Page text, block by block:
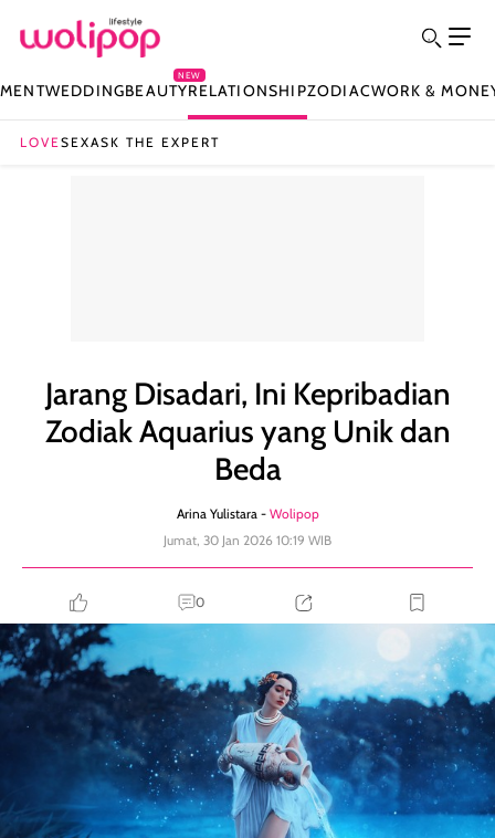
WEDDINGBEAUTY
NEW
RELATIONSHIPZODIACWORK &
LOVESEXASK THE EXPERT
Jarang Disadari, Ini Kepribadian
Zodiak Aquarius yang Unik dan
Beda
Arina Yulistara - Wolipop
Jumat, 30 Jan 2026 10:19 WIB
0